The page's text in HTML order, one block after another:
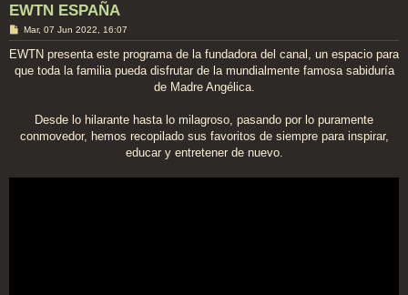
EWTN ESPAÑA
M
e
n
s
a
Mar, 07 Jun 2022, 16:07
EWTN presenta este programa de la fundadora del canal, un espacio para
que toda la familia pueda disfrutar de la mundialmente famosa sabiduría
de Madre Angélica.
Desde lo hilarante hasta lo milagroso, pasando por lo puramente
conmovedor, hemos recopilado sus favoritos de siempre para inspirar,
educar y entretener de nuevo.